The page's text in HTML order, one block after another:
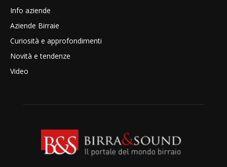
Info aziende
Aziende Birraie
Curiosità e approfondimenti
Novità e tendenze
Video